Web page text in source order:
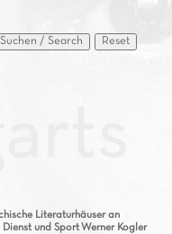
Suchen / Search Reset
Literaturhäuser an
und Sport Werner Kogler